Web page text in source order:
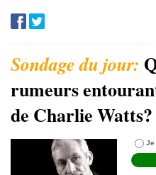
rumeurs
de Charlie Watts?
Je